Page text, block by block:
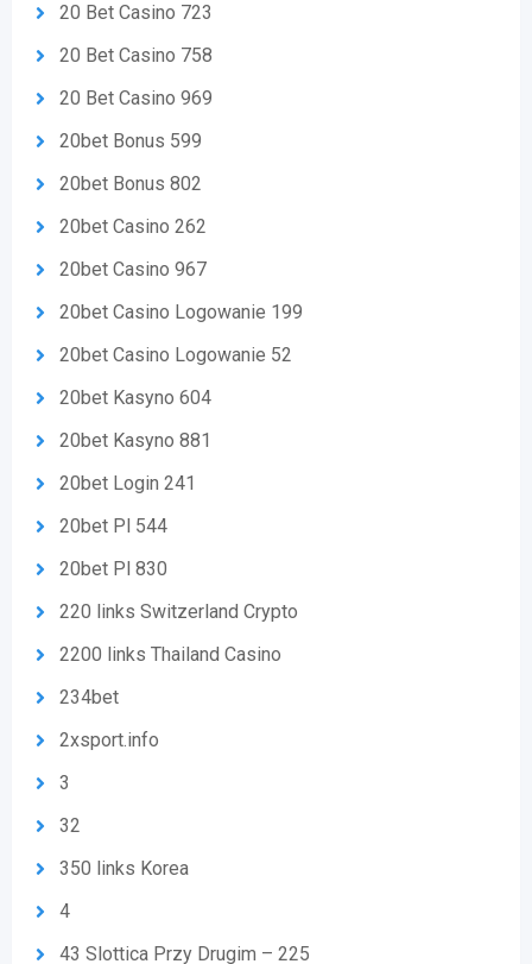
20 Bet Casino 723
20 Bet Casino 758
20 Bet Casino 969
20bet Bonus 599
20bet Bonus 802
20bet Casino 262
20bet Casino 967
20bet Casino Logowanie 199
20bet Casino Logowanie 52
20bet Kasyno 604
20bet Kasyno 881
20bet Login 241
20bet Pl 544
20bet Pl 830
220 links Switzerland Crypto
2200 links Thailand Casino
234bet
2xsport.info
3
32
350 links Korea
4
43 Slottica Przy Drugim – 225